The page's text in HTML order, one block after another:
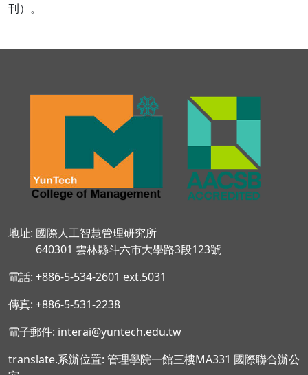
刊）。
地址: 國際人工智慧管理研究所
640301 雲林縣斗六市大學路3段123號
電話: +886-5-534-2601 ext.5031
傳真: +886-5-531-2238
電子郵件: interai@yuntech.edu.tw
translate.系辦位置: 管理學院一館三樓MA331 國際聯合辦公